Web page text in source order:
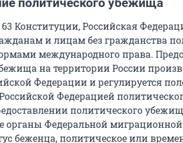
политического убежища
Конституции, Российская
и лицам без гражданства
международного права.
на территории России
Федерации и регулируется
Федерацией
политического
органы Федеральной
беженца, политическое или